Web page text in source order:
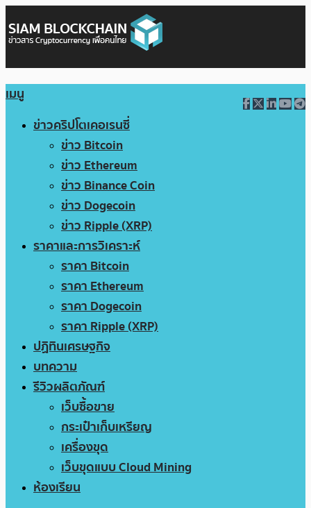
เมนู
ข่าวคริปโตเคอเรนซี่
ข่าว Bitcoin
ข่าว Ethereum
ข่าว Binance Coin
ข่าว Dogecoin
ข่าว Ripple (XRP)
ราคาและการวิเคราะห์
ราคา Bitcoin
ราคา Ethereum
ราคา Dogecoin
ราคา Ripple (XRP)
ปฏิทินเศรษฐกิจ
บทความ
รีวิวผลิตภัณฑ์
เว็บซื้อขาย
กระเป๋าเก็บเหรียญ
เครื่องขุด
เว็บขุดแบบ Cloud Mining
ห้องเรียน